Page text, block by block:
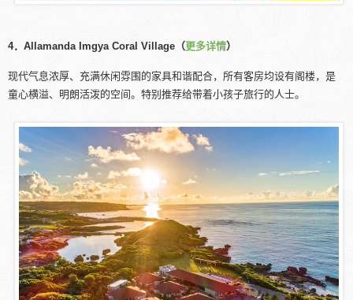
4．Allamanda Imgya Coral Village（更多详情）
现代气息浓厚、充满休闲雰围的家具和谐配合，所有客房均设有阁楼，是
童心横溢、明朗活泼的空间。特别推荐给带着小孩子旅行的人士。